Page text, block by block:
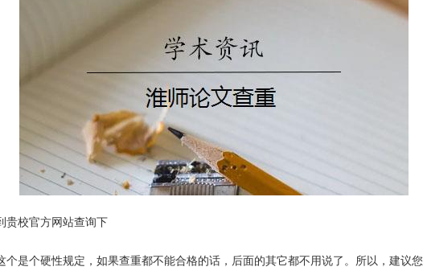
贵校官方网站查询下
是个硬性规定，如果查重都不能合格的话，后面的其它都不用说了。所以，建议